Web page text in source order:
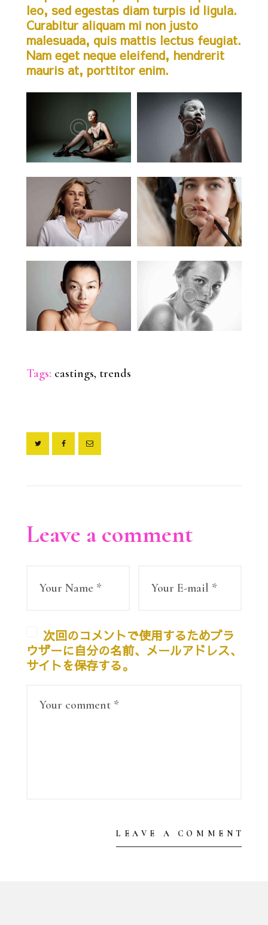
leo, sed egestas diam turpis id ligula.
Curabitur aliquam mi non justo
malesuada, quis mattis lectus feugiat.
Nam eget neque eleifend, hendrerit
mauris at, porttitor enim.
Tags: castings, trends
Leave a comment
次回のコメントで使用するためブラ
ウザーに自分の名前、メールアドレス、
サイトを保存する。